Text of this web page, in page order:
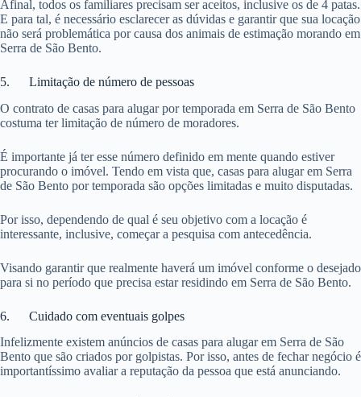
Afinal, todos os familiares precisam ser aceitos, inclusive os de 4 patas.
E para tal, é necessário esclarecer as dúvidas e garantir que sua locação
não será problemática por causa dos animais de estimação morando em
Serra de São Bento.
5. Limitação de número de pessoas
O contrato de casas para alugar por temporada em Serra de São Bento
costuma ter limitação de número de moradores.
É importante já ter esse número definido em mente quando estiver
procurando o imóvel. Tendo em vista que, casas para alugar em Serra
de São Bento por temporada são opções limitadas e muito disputadas.
Por isso, dependendo de qual é seu objetivo com a locação é
interessante, inclusive, começar a pesquisa com antecedência.
Visando garantir que realmente haverá um imóvel conforme o desejado
para si no período que precisa estar residindo em Serra de São Bento.
6. Cuidado com eventuais golpes
Infelizmente existem anúncios de casas para alugar em Serra de São
Bento que são criados por golpistas. Por isso, antes de fechar negócio é
importantíssimo avaliar a reputação da pessoa que está anunciando.